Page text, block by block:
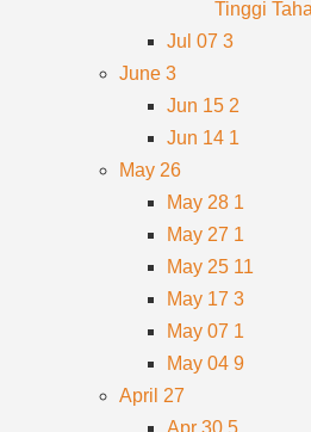
Tinggi
Jul 07 3
June 3
Jun 15 2
Jun 14 1
May 26
May 28 1
May 27 1
May 25 11
May 17 3
May 07 1
May 04 9
April 27
Apr 30 5